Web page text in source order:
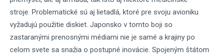
stroje. Problematické sú aj lietadlá, ktoré pre svoju avioniku
vyžadujú použitie diskiet. Japonsko v tomto boji so
zastaranými prenosnými médiami nie je samé a krajiny po
celom svete sa snažia o postupné inovácie. Spojeným štátom